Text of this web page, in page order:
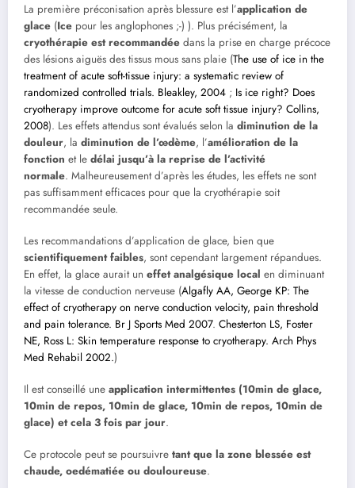
La première préconisation après blessure est l’application de
glace (Ice pour les anglophones ;-) ). Plus précisément, la
cryothérapie est recommandée dans la prise en charge précoce
des lésions aiguës des tissus mous sans plaie (The use of ice in the
treatment of acute soft-tissue injury: a systematic review of
randomized controlled trials. Bleakley, 2004 ; Is ice right? Does
cryotherapy improve outcome for acute soft tissue injury? Collins,
2008). Les effets attendus sont évalués selon la diminution de la
douleur, la diminution de l’œdème, l’amélioration de la
fonction et le délai jusqu’à la reprise de l’activité
normale. Malheureusement d’après les études, les effets ne sont
pas suffisamment efficaces pour que la cryothérapie soit
recommandée seule.
Les recommandations d’application de glace, bien que
scientifiquement faibles, sont cependant largement répandues.
En effet, la glace aurait un effet analgésique local en diminuant
la vitesse de conduction nerveuse (Algafly AA, George KP: The
effect of cryotherapy on nerve conduction velocity, pain threshold
and pain tolerance. Br J Sports Med 2007. Chesterton LS, Foster
NE, Ross L: Skin temperature response to cryotherapy. Arch Phys
Med Rehabil 2002.)
Il est conseillé une application intermittentes (10min de glace,
10min de repos, 10min de glace, 10min de repos, 10min de
glace) et cela 3 fois par jour.
Ce protocole peut se poursuivre tant que la zone blessée est
chaude, oedématiée ou douloureuse.